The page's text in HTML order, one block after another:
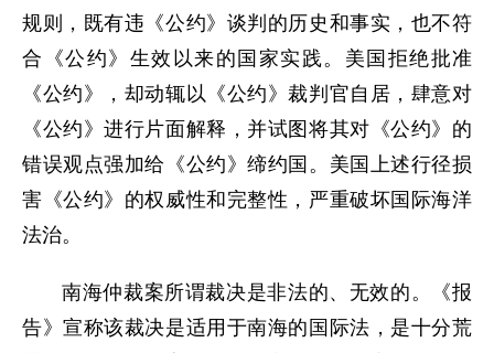
规则，既有违《公约》谈判的历史和事实，也不符
合《公约》生效以来的国家实践。美国拒绝批准
《公约》，却动辄以《公约》裁判官自居，肆意对
《公约》进行片面解释，并试图将其对《公约》的
错误观点强加给《公约》缔约国。美国上述行径损
害《公约》的权威性和完整性，严重破坏国际海洋
法治。
南海仲裁案所谓裁决是非法的、无效的。《报
告》宣称该裁决是适用于南海的国际法，是十分荒